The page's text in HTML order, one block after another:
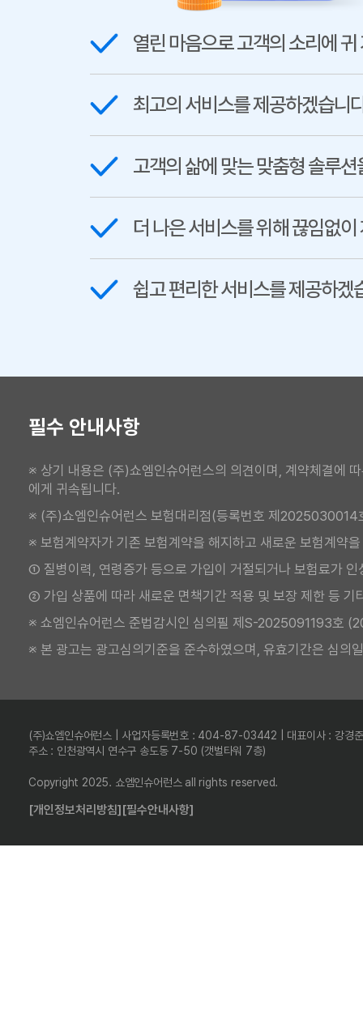
열린 마음으로 고객의 소리에
최고의 서비스를 제공하겠습니
고객의 삶에 맞는 맞춤형 솔루
더 나은 서비스를 위해 끊임없
쉽고 편리한 서비스를 제공하겠
필수 안내사항
※ 상기 내용은 (주)쇼엠인슈어런스의 의견이며, 계약체결에
에게 귀속됩니다.
※ (주)쇼엠인슈어런스 보험대리점(등록번호 제2025030014
※ 보험계약자가 기존 보험계약을 해지하고 새로운 보험계약
① 질병이력, 연령증가 등으로 가입이 거절되거나 보험료가 인
② 가입 상품에 따라 새로운 면책기간 적용 및 보장 제한 등 기
※ 쇼엠인슈어런스 준법감시인 심의필 제S-2025091193호
※ 본 광고는 광고심의기준을 준수하였으며, 유효기간은 심의
(주)쇼엠인슈어런스 | 사업자등록번호 : 404-87-03442 | 대표이사 : 강경준
주소 : 인천광역시 연수구 송도동 7-50 (갯벌타워 7층)
Copyright 2025. 쇼엠인슈어런스 all rights reserved.
[개인정보처리방침][필수안내사항]